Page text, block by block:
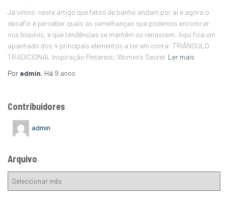
Já vimos neste artigo que fatos de banho andam por aí e agora o
desafio é perceber quais as semelhanças que podemos encontrar
nos biquínis, e que tendências se mantêm ou renascem. Aqui fica um
apanhado dos 4 principais elementos a ter em conta: TRIÂNGULO
TRADICIONAL Inspiração Pinterest; Women’s Secret Ler mais
Por admin, Há 9 anos
Contribuidores
admin
Arquivo